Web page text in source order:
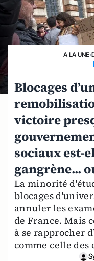
A LA UNE›
Blocages
victoire
sociaux est-
gangrène...
La minorité
blocages
annuler les
de France. Mais
à se rapprocher
comme celle des